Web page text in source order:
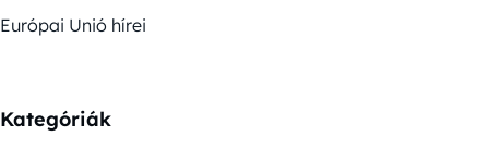
Európai Unió hírei
Kategóriák